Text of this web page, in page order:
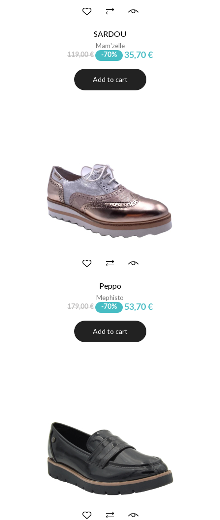
SARDOU
Mam'zelle
119,00 € -70% 35,70 €
Add to cart
Peppo
Mephisto
179,00 € -70% 53,70 €
Add to cart